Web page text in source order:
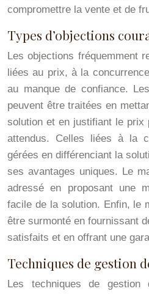
compromettre la vente et de
Types d’objections
Les objections fréquemment
liées au prix, à la
au manque de confiance.
peuvent être traitées en
solution et en justifiant le prix
attendus. Celles liées à la
gérées en différenciant la
ses avantages uniques. Le
adressé en proposant une
facile de la solution. Enfin, le
être surmonté en fournissant
satisfaits et en offrant une
Techniques de gestion
Les techniques de